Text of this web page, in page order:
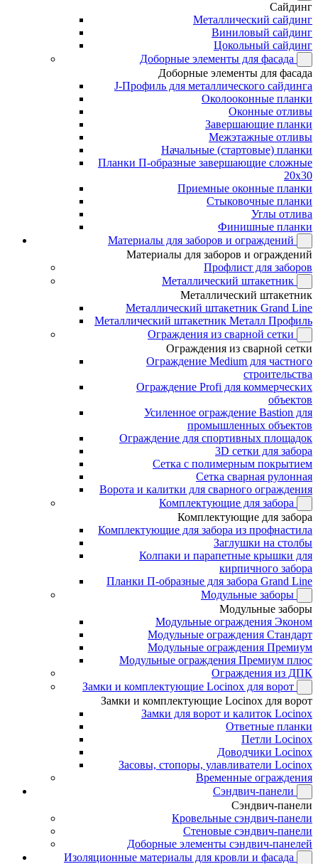
Сайдинг
Металлический сайдинг
Виниловый сайдинг
Цокольный сайдинг
Доборные элементы для фасада
Доборные элементы для фасада
J-Профиль для металлического сайдинга
Околооконные планки
Оконные отливы
Завершающие планки
Межэтажные отливы
Начальные (стартовые) планки
Планки П-образные завершающие сложные
20x30
Приемные оконные планки
Стыковочные планки
Углы отлива
Финишные планки
Материалы для заборов и ограждений
Материалы для заборов и ограждений
Профлист для заборов
Металлический штакетник
Металлический штакетник
Металлический штакетник Grand Line
Металлический штакетник Металл Профиль
Ограждения из сварной сетки
Ограждения из сварной сетки
Ограждение Medium для частного
строительства
Ограждение Profi для коммерческих
объектов
Усиленное ограждение Bastion для
промышленных объектов
Ограждение для спортивных площадок
3D сетки для забора
Сетка с полимерным покрытием
Сетка сварная рулонная
Ворота и калитки для сварного ограждения
Комплектующие для забора
Комплектующие для забора
Комплектующие для забора из профнастила
Заглушки на столбы
Колпаки и парапетные крышки для
кирпичного забора
Планки П-образные для забора Grand Line
Модульные заборы
Модульные заборы
Модульные ограждения Эконом
Модульные ограждения Стандарт
Модульные ограждения Премиум
Модульные ограждения Премиум плюс
Ограждения из ДПК
Замки и комплектующие Locinox для ворот
Замки и комплектующие Locinox для ворот
Замки для ворот и калиток Locinox
Ответные планки
Петли Locinox
Доводчики Locinox
Засовы, стопоры, улавливатели Locinox
Временные ограждения
Сэндвич-панели
Сэндвич-панели
Кровельные сэндвич-панели
Стеновые сэндвич-панели
Доборные элементы сэндвич-панелей
Изоляционные материалы для кровли и фасада